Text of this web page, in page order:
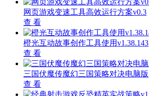
网页游戏变速工具高效运行方案v0.3
查 看
橙光互动故事创作工具使用v1.38.143
查 看
三国伏魔传魔幻三国策略对决电脑版
查 看